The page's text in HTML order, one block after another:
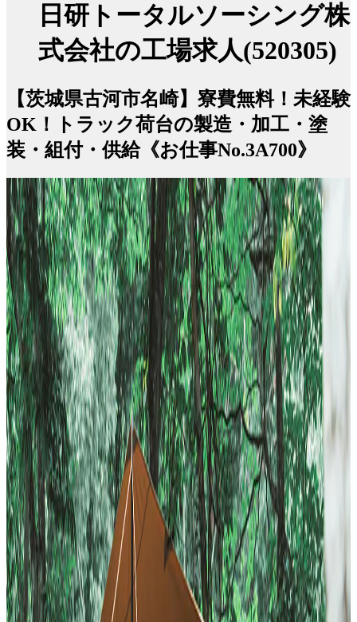
日研トータルソーシング株
式会社の工場求人(520305)
【茨城県古河市名崎】寮費無料！未経験
OK！トラック荷台の製造・加工・塗
装・組付・供給《お仕事No.3A700》